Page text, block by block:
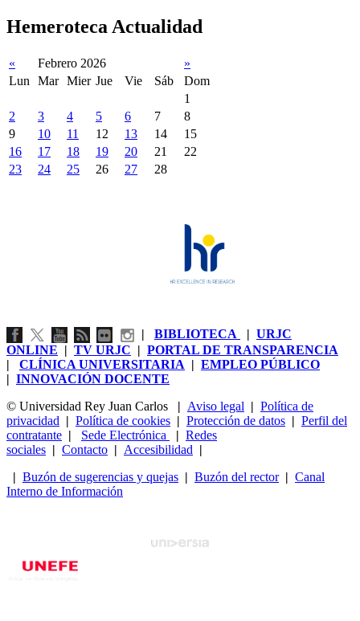
Hemeroteca Actualidad
« Febrero 2026
»
Lun
Mar Mier Jue Vie Sáb
Dom
1
2
3 4 5 6 7
8
9
10 11 12 13 14
15
16
17 18 19 20 21
22
23
24 25 26 27 28
| BIBLIOTECA | URJC
ONLINE | TV URJC | PORTAL DE TRANSPARENCIA
| CLÍNICA UNIVERSITARIA | EMPLEO PÚBLICO
| INNOVACIÓN DOCENTE
© Universidad Rey Juan Carlos
| Aviso legal | Política de
privacidad | Política de cookies | Protección de datos | Perfil del
contratante | Sede Electrónica | Redes
sociales | Contacto | Accesibilidad |
| Buzón de sugerencias y quejas | Buzón del rector| Canal
Interno de Información